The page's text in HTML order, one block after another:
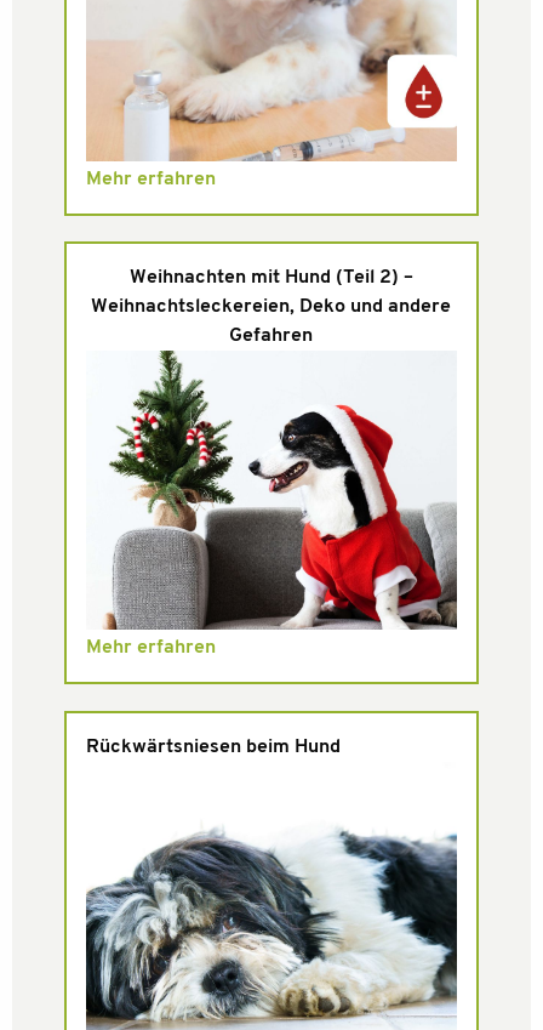
Mehr erfahren
Weihnachten mit Hund (Teil 2) –
Weihnachtsleckereien, Deko und andere
Gefahren
Mehr erfahren
Rückwärtsniesen beim Hund